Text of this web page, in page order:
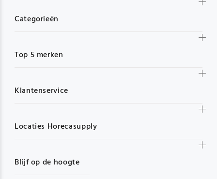
Blijf op de hoogte
Categorieën
Top 5 merken
Klantenservice
Locaties Horecasupply